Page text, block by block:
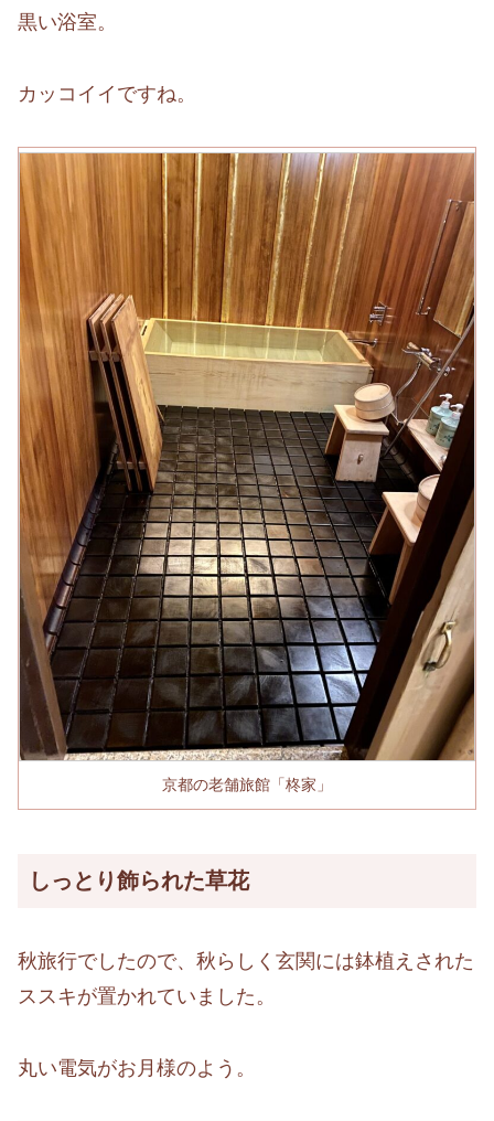
黒い浴室。
カッコイイですね。
京都の老舗旅館「柊家」
しっとり飾られた草花
秋旅行でしたので、秋らしく玄関には鉢植えされた
ススキが置かれていました。
丸い電気がお月様のよう。